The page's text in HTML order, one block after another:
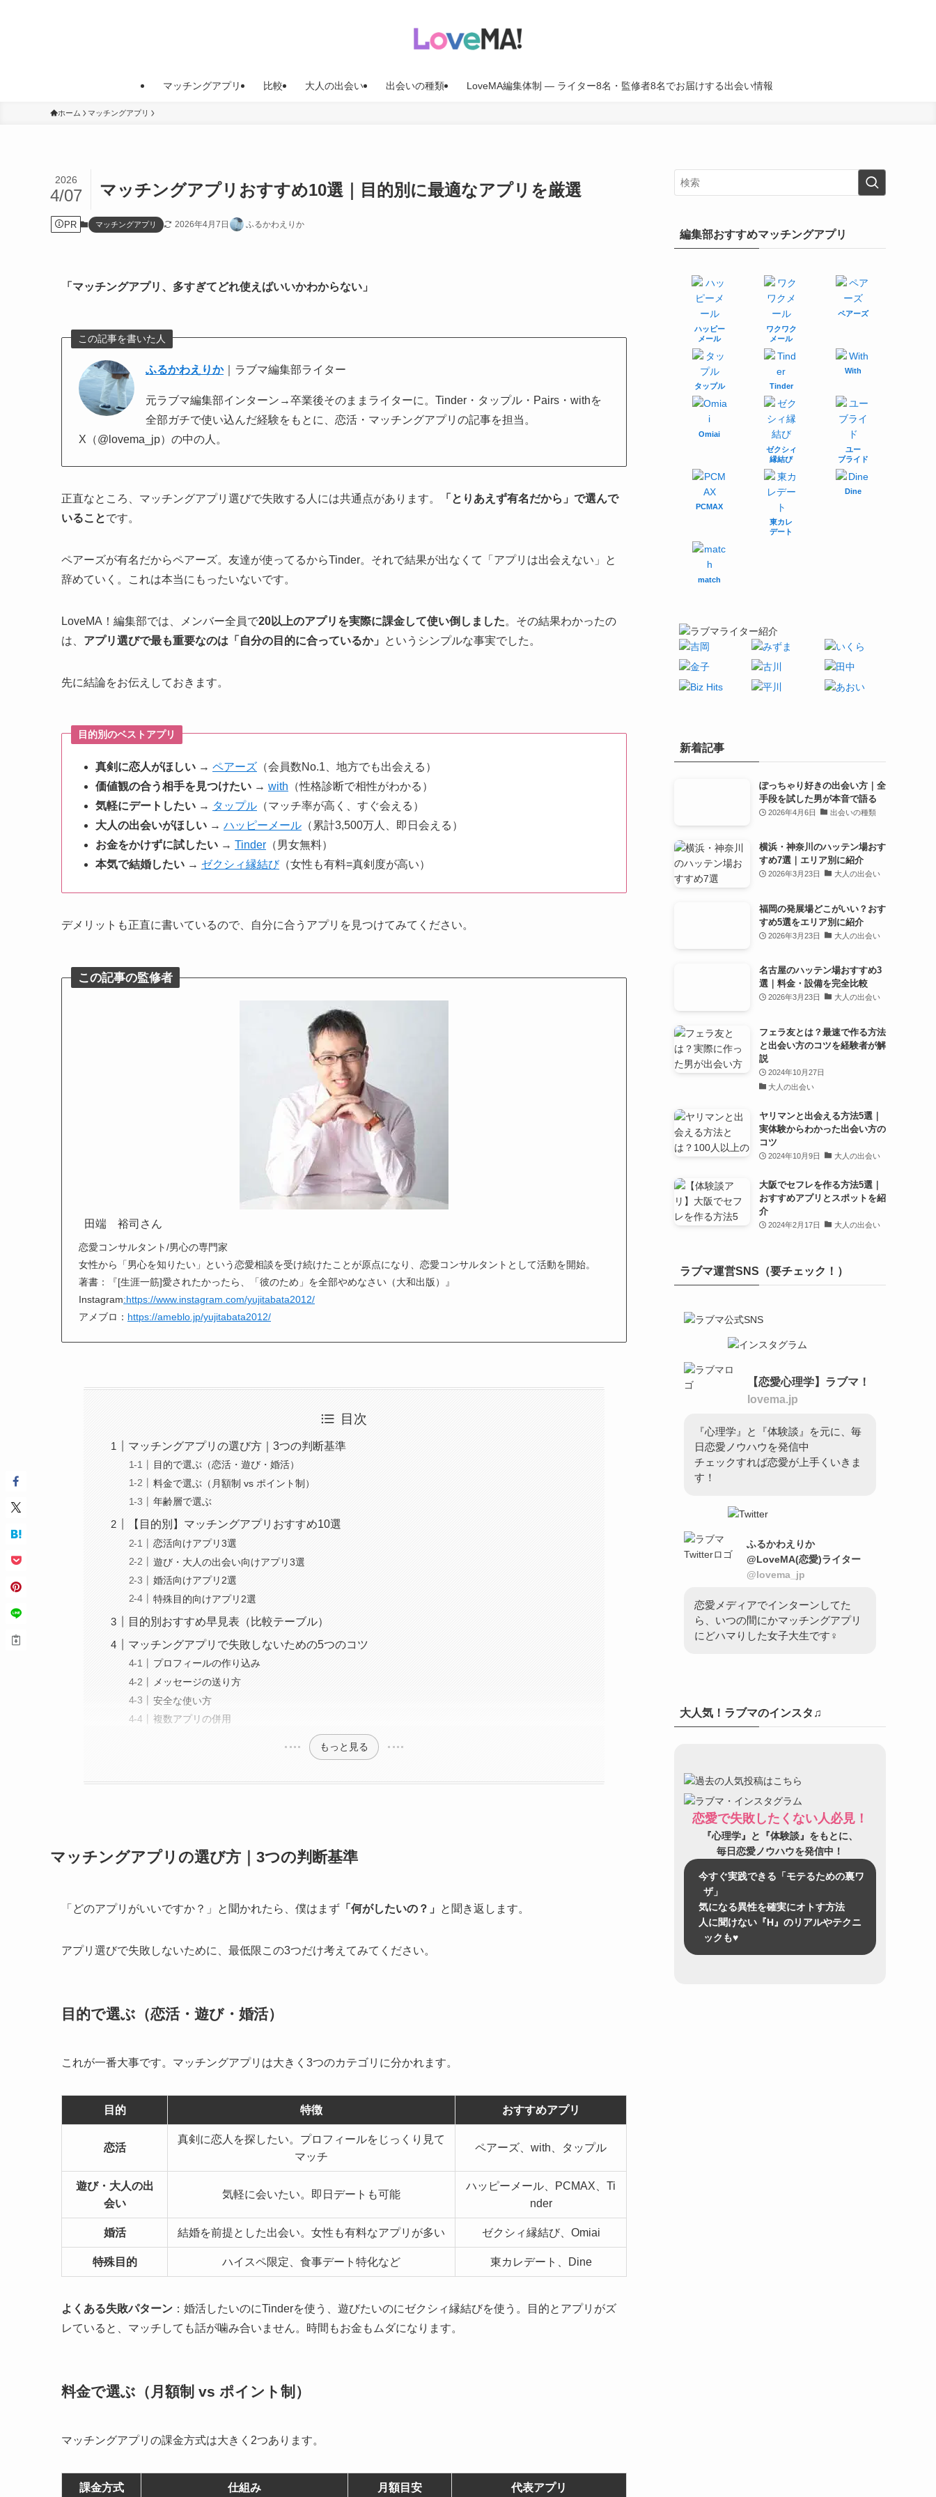
マッチングアプリ 比較 大人の出会い 出会いの種類 LoveMA編集体制 — ライター8名・監修者8名でお届けする出会い情報
ホーム マッチングアプリ
マッチングアプリおすすめ10選｜目的別に最適なアプリを厳選
2026
4/07
PR マッチングアプリ 2026年4月7日 ふるかわえりか
「マッチングアプリ、多すぎてどれ使えばいいかわからない」
この記事を書いた人
ふるかわえりか｜ラブマ編集部ライター
元ラブマ編集部インターン→卒業後そのままライターに。Tinder・タップル・Pairs・withを
全部ガチで使い込んだ経験をもとに、恋活・マッチングアプリの記事を担当。
X（@lovema_jp）の中の人。
正直なところ、マッチングアプリ選びで失敗する人には共通点があります。
「とりあえず有名だから」で選んで
いることです。
ペアーズが有名だからペアーズ。友達が使ってるからTinder。それで結果が出なくて「アプリは出会えない」と
辞めていく。これは本当にもったいないです。
LoveMA！編集部では、メンバー全員で20以上のアプリを実際に課金して使い倒しました。その結果わかったの
は、 アプリ選びで最も重要なのは「自分の目的に合っているか」 というシンプルな事実でした。
先に結論をお伝えしておきます。
目的別のベストアプリ
真剣に恋人がほしい → ペアーズ （会員数No.1、地方でも出会える）
価値観の合う相手を見つけたい → with （性格診断で相性がわかる）
気軽にデートしたい → タップル （マッチ率が高く、すぐ会える）
大人の出会いがほしい → ハッピーメール （累計3,500万人、即日会える）
お金をかけずに試したい → Tinder （男女無料）
本気で結婚したい → ゼクシィ縁結び（女性も有料=真剣度が高い）
デメリットも正直に書いているので、自分に合うアプリを見つけてみてください。
この記事の監修者
田端　裕司さん
恋愛コンサルタント/男心の専門家
女性から「男心を知りたい」という恋愛相談を受け続けたことが原点になり、恋愛コンサルタントとして活動を開始。
著書：『[生涯一筋]愛されたかったら、「彼のため」を全部やめなさい（大和出版）』
Instagram:https://www.instagram.com/yujitabata2012/
アメブロ： https://ameblo.jp/yujitabata2012/
目次
マッチングアプリの選び方｜3つの判断基準
目的で選ぶ（恋活・遊び・婚活）
料金で選ぶ（月額制 vs ポイント制）
年齢層で選ぶ
【目的別】マッチングアプリおすすめ10選
恋活向けアプリ3選
遊び・大人の出会い向けアプリ3選
婚活向けアプリ2選
特殊目的向けアプリ2選
目的別おすすめ早見表（比較テーブル）
マッチングアプリで失敗しないための5つのコツ
プロフィールの作り込み
メッセージの送り方
安全な使い方
複数アプリの併用
もっと見る
マッチングアプリの選び方｜3つの判断基準
「どのアプリがいいですか？」と聞かれたら、僕はまず 「何がしたいの？」 と聞き返します。
アプリ選びで失敗しないために、最低限この3つだけ考えてみてください。
目的で選ぶ（恋活・遊び・婚活）
これが一番大事です。マッチングアプリは大きく3つのカテゴリに分かれます。
目的 特徴 おすすめアプリ
恋活
真剣に恋人を探したい。プロフィールをじっくり見て
マッチ
ペアーズ、with、タップル
遊び・大人の出
会い
気軽に会いたい。即日デートも可能
ハッピーメール、PCMAX、Ti
nder
婚活 結婚を前提とした出会い。女性も有料なアプリが多い ゼクシィ縁結び、Omiai
特殊目的 ハイスペ限定、食事デート特化など 東カレデート、Dine
よくある失敗パターン ：婚活したいのにTinderを使う、遊びたいのにゼクシィ縁結びを使う。目的とアプリがズ
レていると、マッチしても話が噛み合いません。時間もお金もムダになります。
料金で選ぶ（月額制 vs ポイント制）
マッチングアプリの課金方式は大きく2つあります。
課金方式 仕組み 月額目安 代表アプリ
編集部おすすめマッチングアプリ
ハッピー
メール
ワクワク
メール
ペアーズ
タップル Tinder
With
Omiai
ゼクシィ
縁結び
ユー
ブライド
PCMAX
東カレ
デート
Dine
match
新着記事
ぽっちゃり好きの出会い方｜全
手段を試した男が本音で語る
2026年4月6日 出会いの種類
横浜・神奈川のハッテン場おす
すめ7選｜エリア別に紹介
2026年3月23日 大人の出会い
福岡の発展場どこがいい？おす
すめ5選をエリア別に紹介
2026年3月23日 大人の出会い
名古屋のハッテン場おすすめ3
選｜料金・設備を完全比較
2026年3月23日 大人の出会い
フェラ友とは？最速で作る方法
と出会い方のコツを経験者が解
説
2024年10月27日
大人の出会い
ヤリマンと出会える方法5選｜
実体験からわかった出会い方の
コツ
2024年10月9日 大人の出会い
大阪でセフレを作る方法5選｜
おすすめアプリとスポットを紹
介
2024年2月17日 大人の出会い
ラブマ運営SNS（要チェック！）
【恋愛心理学】ラブマ！
lovema.jp
『心理学』と『体験談』を元に、毎
日恋愛ノウハウを発信中
チェックすれば恋愛が上手くいきま
す！
ふるかわえりか
@LoveMA(恋愛)ライター
@lovema_jp
恋愛メディアでインターンしてた
ら、いつの間にかマッチングアプリ
にどハマりした女子大生です♀
大人気！ラブマのインスタ♫
恋愛で失敗したくない人必見！
『心理学』と『体験談』をもとに、
毎日恋愛ノウハウを発信中！
今すぐ実践できる「モテるための裏ワ
ザ」
気になる異性を確実にオトす方法
人に聞けない『H』のリアルやテクニ
ックも♥